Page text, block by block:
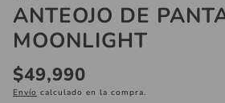
ANTEOJO DE
MOONLIGHT
Precio
regular
$49,990
Envío calculado en la compra.